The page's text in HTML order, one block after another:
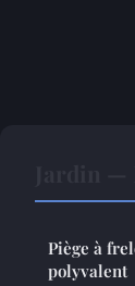
Piège à
polyvalent